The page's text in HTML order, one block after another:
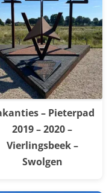
– Pieterpad
2019 – 2020 –
Vierlingsbeek –
Swolgen